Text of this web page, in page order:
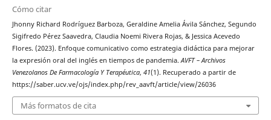
Cómo citar
Jhonny Richard Rodríguez Barboza, Geraldine Amelia Ávila Sánchez, Segundo
Sigifredo Pérez Saavedra, Claudia Noemi Rivera Rojas, & Jessica Acevedo
Flores. (2023). Enfoque comunicativo como estrategia didáctica para mejorar
la expresión oral del inglés en tiempos de pandemia. AVFT – Archivos
Venezolanos De Farmacología Y Terapéutica, 41(1). Recuperado a partir de
https://saber.ucv.ve/ojs/index.php/rev_aavft/article/view/26036
Más formatos de cita